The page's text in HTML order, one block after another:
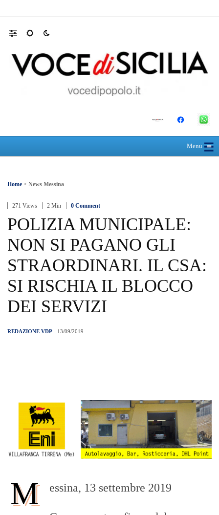
Menu≡
☰
Home > News Messina
271 Views 2 Min 0 Comment
POLIZIA MUNICIPALE:
NON SI PAGANO GLI
STRAORDINARI. IL CSA:
SI RISCHIA IL BLOCCO
DEI SERVIZI
REDAZIONE VDP - 13/09/2019
M essina, 13 settembre 2019